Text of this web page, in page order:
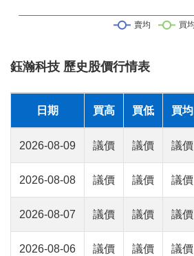
鈺瀚科技 歷史股價行情表
日期 買高 買低 買均
2026-08-09 議價 議價 議價
2026-08-08 議價 議價 議價
2026-08-07 議價 議價 議價
2026-08-06 議價 議價 議價